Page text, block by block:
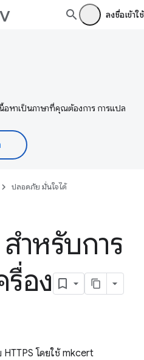
ลงชื่อเข้าใช้
อหาเป็นภาษาที่คุณต้องการ การแปล
ปลอดภัย มั่นใจได้
ำหรับการ
อง
HTTPS โดยใช้ mkcert